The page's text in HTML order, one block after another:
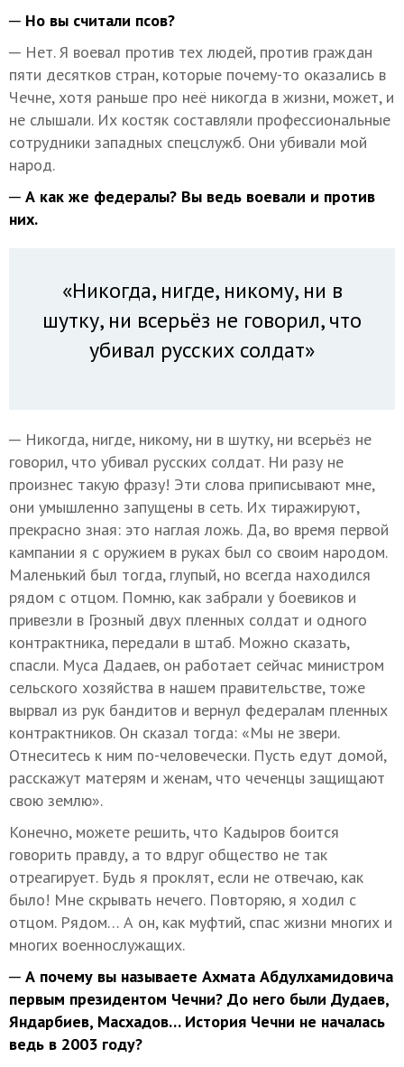
─ Но вы считали псов?
─ Нет. Я воевал против тех людей, против граждан
пяти десятков стран, которые почему-то оказались в
Чечне, хотя раньше про неё никогда в жизни, может, и
не слышали. Их костяк составляли профессиональные
сотрудники западных спецслужб. Они убивали мой
народ.
─ А как же федералы? Вы ведь воевали и против
них.
«Никогда, нигде, никому, ни в
шутку, ни всерьёз не говорил, что
убивал русских солдат»
─ Никогда, нигде, никому, ни в шутку, ни всерьёз не
говорил, что убивал русских солдат. Ни разу не
произнес такую фразу! Эти слова приписывают мне,
они умышленно запущены в сеть. Их тиражируют,
прекрасно зная: это наглая ложь. Да, во время первой
кампании я с оружием в руках был со своим народом.
Маленький был тогда, глупый, но всегда находился
рядом с отцом. Помню, как забрали у боевиков и
привезли в Грозный двух пленных солдат и одного
контрактника, передали в штаб. Можно сказать,
спасли. Муса Дадаев, он работает сейчас министром
сельского хозяйства в нашем правительстве, тоже
вырвал из рук бандитов и вернул федералам пленных
контрактников. Он сказал тогда: «Мы не звери.
Отнеситесь к ним по-человечески. Пусть едут домой,
расскажут матерям и женам, что чеченцы защищают
свою землю».
Конечно, можете решить, что Кадыров боится
говорить правду, а то вдруг общество не так
отреагирует. Будь я проклят, если не отвечаю, как
было! Мне скрывать нечего. Повторяю, я ходил с
отцом. Рядом… А он, как муфтий, спас жизни многих и
многих военнослужащих.
─ А почему вы называете Ахмата Абдулхамидовича
первым президентом Чечни? До него были Дудаев,
Яндарбиев, Масхадов… История Чечни не началась
ведь в 2003 году?